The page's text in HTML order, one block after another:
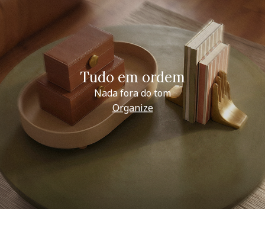
Tudo em ordem
Nada fora do tom
Organize